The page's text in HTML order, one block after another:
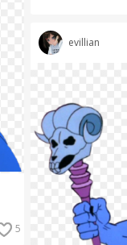
5
evillian